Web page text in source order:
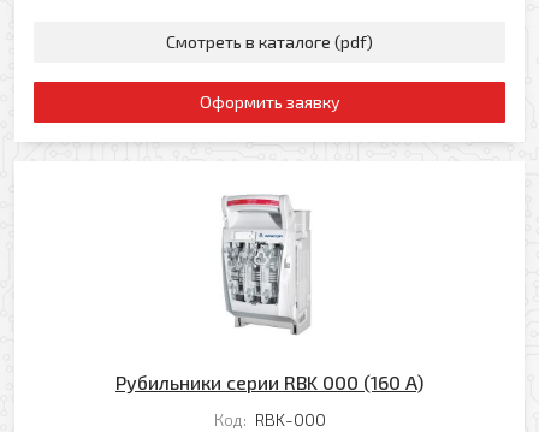
Смотреть в каталоге (pdf)
Оформить заявку
Рубильники серии RBK 000 (160 A)
Код: RBK-000
Прикрепить файл
Комментарий к заказу